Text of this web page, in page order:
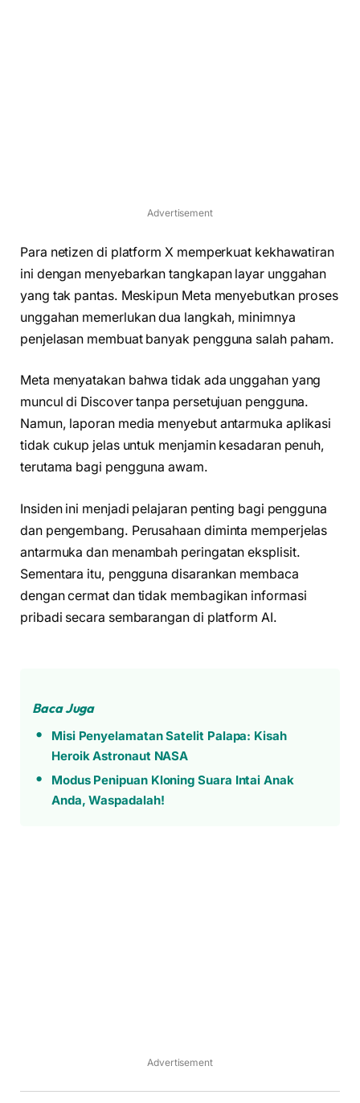
Advertisement
Para netizen di platform X memperkuat kekhawatiran
ini dengan menyebarkan tangkapan layar unggahan
yang tak pantas. Meskipun Meta menyebutkan proses
unggahan memerlukan dua langkah, minimnya
penjelasan membuat banyak pengguna salah paham.
Meta menyatakan bahwa tidak ada unggahan yang
muncul di Discover tanpa persetujuan pengguna.
Namun, laporan media menyebut antarmuka aplikasi
tidak cukup jelas untuk menjamin kesadaran penuh,
terutama bagi pengguna awam.
Insiden ini menjadi pelajaran penting bagi pengguna
dan pengembang. Perusahaan diminta memperjelas
antarmuka dan menambah peringatan eksplisit.
Sementara itu, pengguna disarankan membaca
dengan cermat dan tidak membagikan informasi
pribadi secara sembarangan di platform AI.
Baca Juga
Misi Penyelamatan Satelit Palapa: Kisah
Heroik Astronaut NASA
Modus Penipuan Kloning Suara Intai Anak
Anda, Waspadalah!
Advertisement